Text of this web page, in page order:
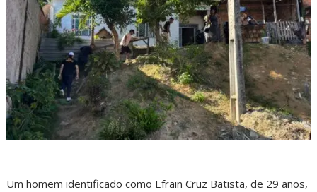
Um homem identificado como Efrain Cruz Batista, de 29 anos,